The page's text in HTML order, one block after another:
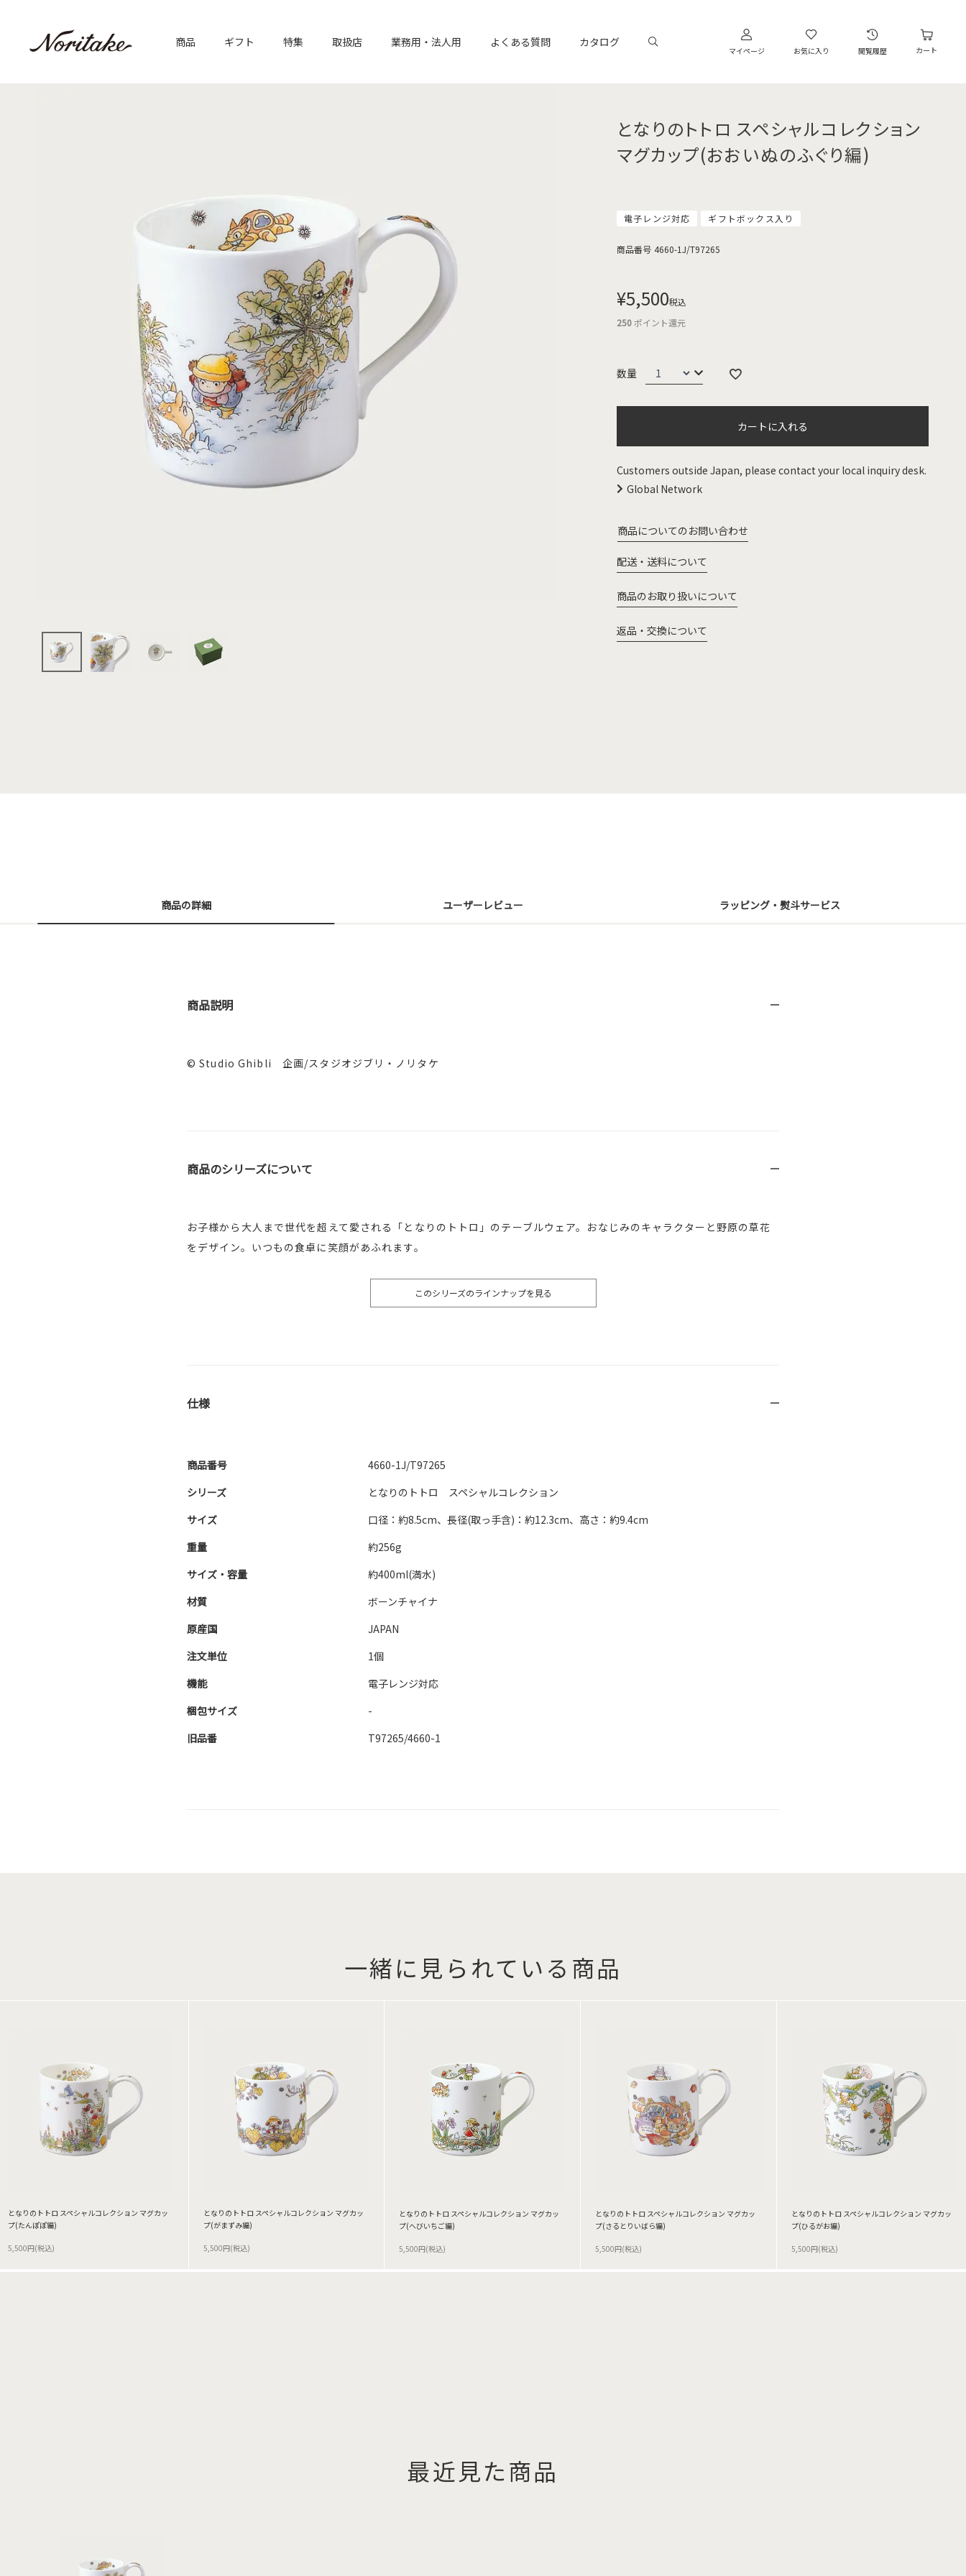
商品 ギフト 特集 取扱店 業務用・法人用 よくある質問 カタログ
マイページ お気に入り 閲覧履歴 カート
となりのトトロ スペシャルコレクション
マグカップ(おおいぬのふぐり編)
電子レンジ対応 ギフトボックス入り
商品番号 4660-1J/T97265
¥5,500税込
250ポイント還元
カートに入れる
Customers outside Japan, please contact your local inquiry desk.
Global Network
商品についてのお問い合わせ
配送・送料について
商品のお取り扱いについて
返品・交換について
商品の詳細 ユーザーレビュー ラッピング・熨斗サービス
商品説明
© Studio Ghibli 企画/スタジオジブリ・ノリタケ
商品のシリーズについて
お子様から大人まで世代を超えて愛される「となりのトトロ」のテーブルウェア。おなじみのキャラクターと野原の草花
をデザイン。いつもの食卓に笑顔があふれます。
このシリーズのラインナップを見る
仕様
商品番号
4660-1J/T97265
シリーズ
となりのトトロ スペシャルコレクション
サイズ
口径：約8.5cm、長径(取っ手含)：約12.3cm、高さ：約9.4cm
重量
約256g
サイズ・容量
約400ml(満水)
材質
ボーンチャイナ
原産国
JAPAN
注文単位
1個
機能
電子レンジ対応
梱包サイズ
-
旧品番
T97265/4660-1
一緒に見られている商品
となりのトトロ スペシャルコレクション マグカッ
プ(たんぽぽ編)
5,500円(税込)
となりのトトロ スペシャルコレクション マグカッ
プ(がまずみ編)
5,500円(税込)
となりのトトロ スペシャルコレクション マグカッ
プ(へびいちご編)
5,500円(税込)
となりのトトロ スペシャルコレクション マグカッ
プ(さるとりいばら編)
5,500円(税込)
となりのトトロ スペシャルコレクション マグカッ
プ(ひるがお編)
5,500円(税込)
最近見た商品